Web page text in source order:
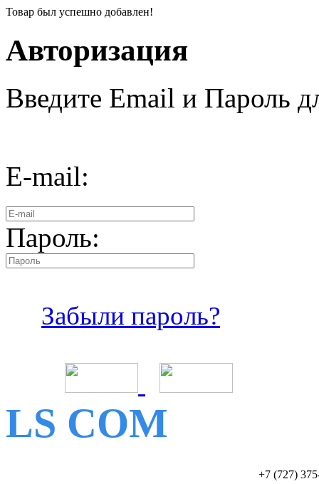
Товар был успешно добавлен!
Авторизация
Введите Email и Пароль
E-mail:
Пароль:
Забыли пароль?
LS COM
+7 (727)